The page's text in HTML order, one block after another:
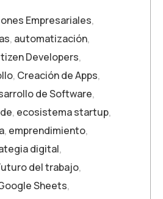
Empresariales,
, automatización,
Developers,
, Creación de Apps,
de Software,
, ecosistema startup,
, emprendimiento,
digital,
del trabajo,
Sheets,